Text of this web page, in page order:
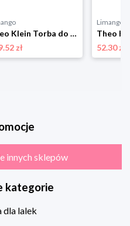
Theo Klein Torba do przewijania z akcesoriami - 3+ rozmiar: onesize
zł
Limango
52.30 zł
innych sklepów
kategorie
dla lalek